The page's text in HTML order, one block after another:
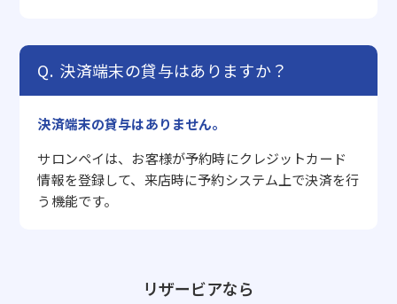
決済端末の貸与はありますか？
決済端末の貸与はありません。
サロンペイは、お客様が予約時にクレジットカード
情報を登録して、来店時に予約システム上で決済を行
う機能です。
リザービアなら